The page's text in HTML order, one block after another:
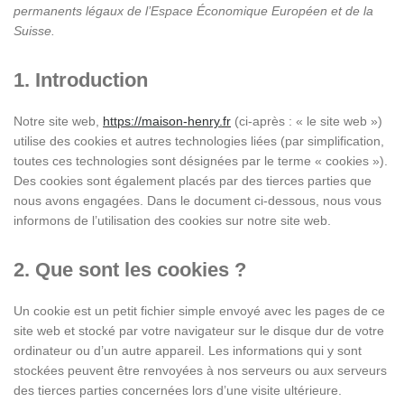
permanents légaux de l’Espace Économique Européen et de la
Suisse.
1. Introduction
Notre site web, https://maison-henry.fr (ci-après : « le site web »)
utilise des cookies et autres technologies liées (par simplification,
toutes ces technologies sont désignées par le terme « cookies »).
Des cookies sont également placés par des tierces parties que
nous avons engagées. Dans le document ci-dessous, nous vous
informons de l’utilisation des cookies sur notre site web.
2. Que sont les cookies ?
Un cookie est un petit fichier simple envoyé avec les pages de ce
site web et stocké par votre navigateur sur le disque dur de votre
ordinateur ou d’un autre appareil. Les informations qui y sont
stockées peuvent être renvoyées à nos serveurs ou aux serveurs
des tierces parties concernées lors d’une visite ultérieure.